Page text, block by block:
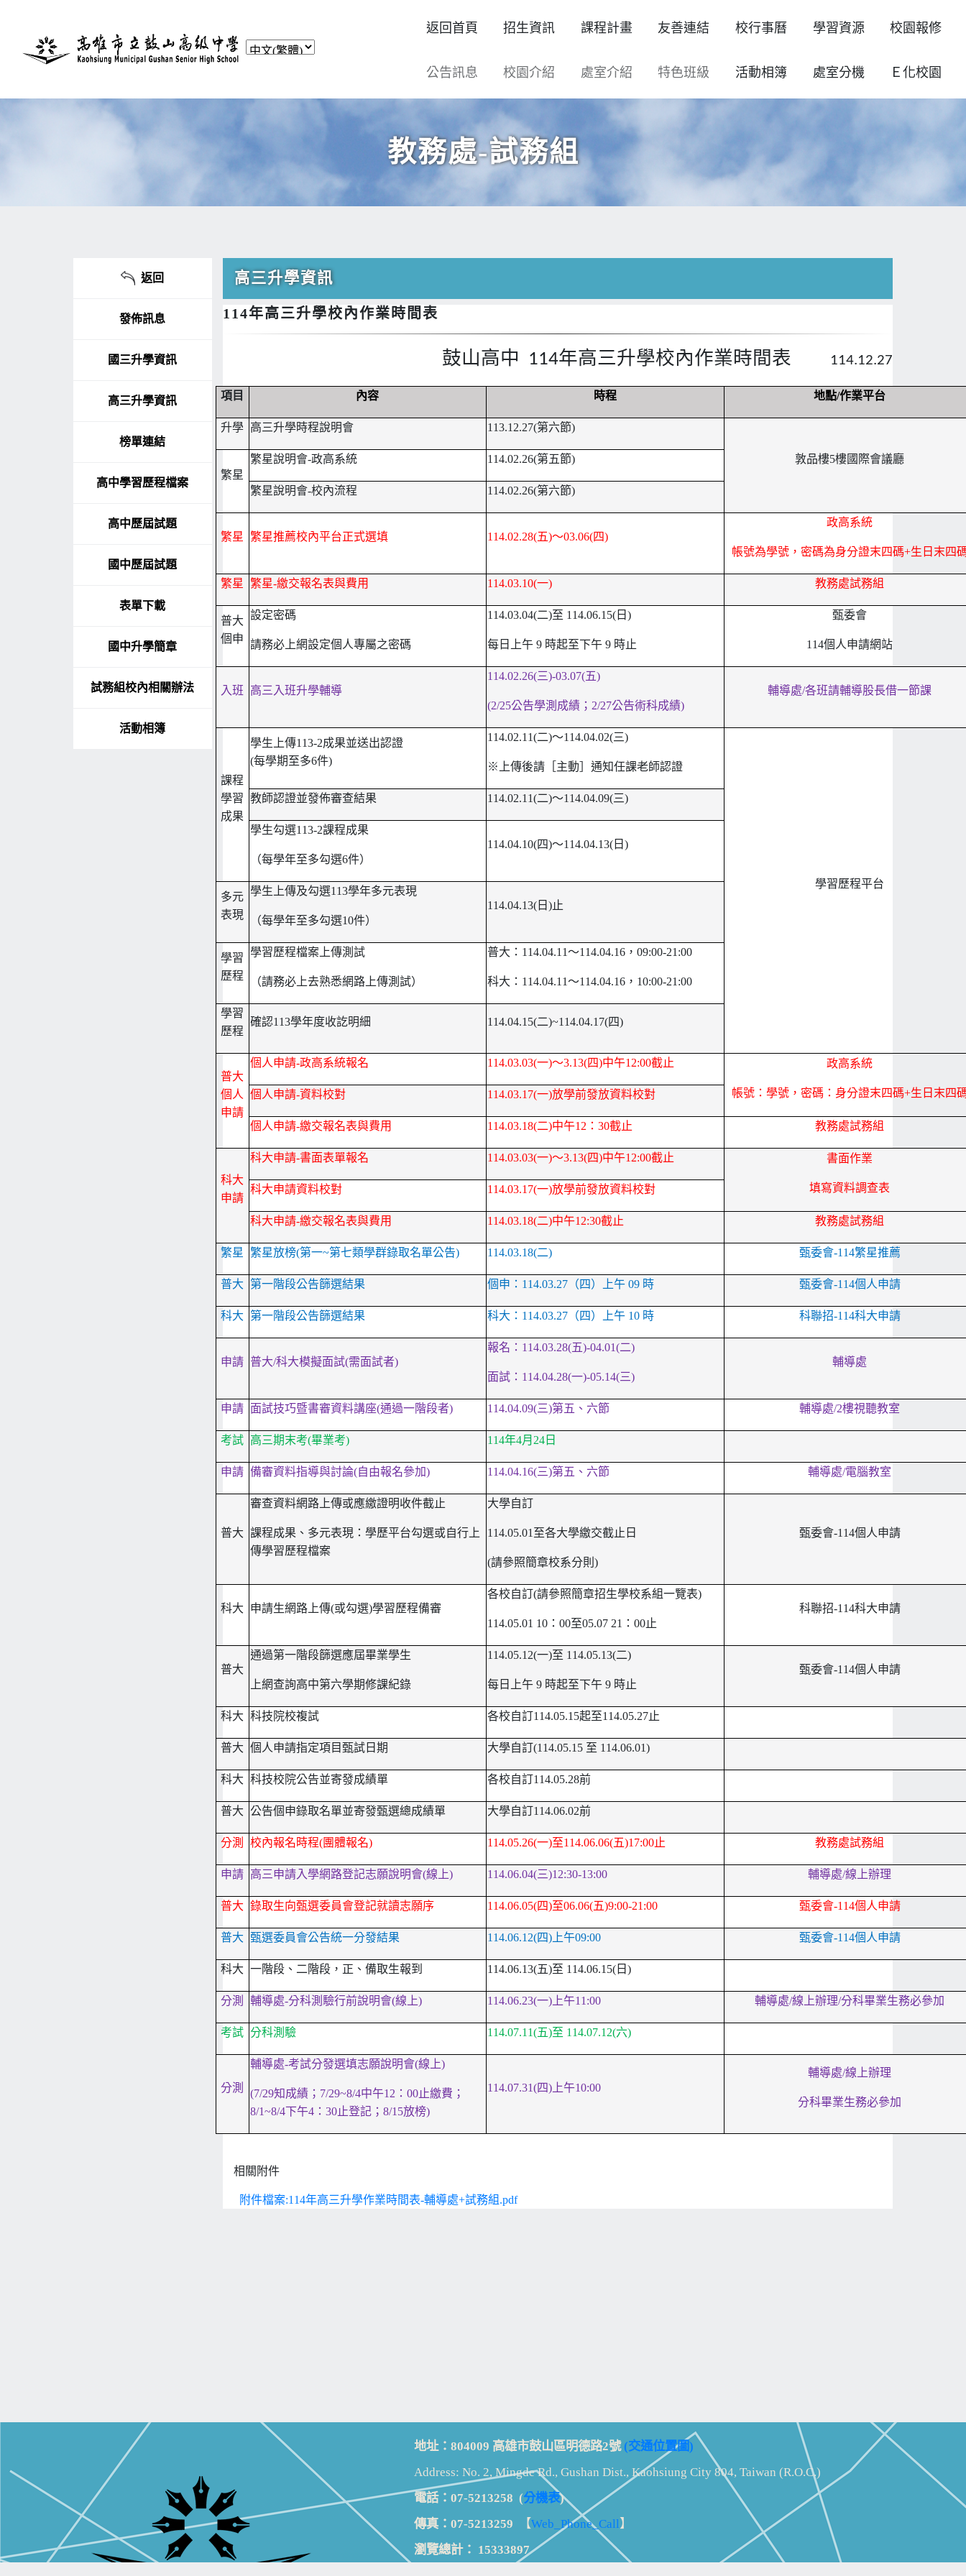
返回首頁 招生資訊 課程計畫 友善連結 校行事曆 學習資源 校園報修
公告訊息 校園介紹 處室介紹 特色班級 活動相簿 處室分機 Ｅ化校園
教務處-試務組
返回
發佈訊息
國三升學資訊
高三升學資訊
榜單連結
高中學習歷程檔案
高中歷屆試題
國中歷屆試題
表單下載
國中升學簡章
試務組校內相關辦法
活動相簿
高三升學資訊
114年高三升學校內作業時間表
鼓山高中 114年高三升學校內作業時間表 114.12.27
項目 內容 時程 地點/作業平台
升學 高三升學時程說明會 113.12.27(第六節)
敦品樓5樓國際會議廳
繁星
繁星說明會-政高系統 114.02.26(第五節)
繁星說明會-校內流程 114.02.26(第六節)
繁星 繁星推薦校內平台正式選填 114.02.28(五)～03.06(四)
政高系統
帳號為學號，密碼為身分證末四碼+生日末四
繁星 繁星-繳交報名表與費用 114.03.10(一) 教務處試務組
普大
個申
設定密碼
請務必上網設定個人專屬之密碼
114.03.04(二)至 114.06.15(日)
每日上午 9 時起至下午 9 時止
甄委會
114個人申請網站
入班 高三入班升學輔導
114.02.26(三)-03.07(五)
(2/25公告學測成績；2/27公告術科成績)
輔導處/各班請輔導股長借一節課
課程
學習
成果
學生上傳113-2成果並送出認證
(每學期至多6件)
114.02.11(二)～114.04.02(三)
※上傳後請［主動］通知任課老師認證
學習歷程平台
教師認證並發佈審查結果 114.02.11(二)～114.04.09(三)
學生勾選113-2課程成果
（每學年至多勾選6件）
114.04.10(四)～114.04.13(日)
多元
表現
學生上傳及勾選113學年多元表現
（每學年至多勾選10件）
114.04.13(日)止
學習
歷程
學習歷程檔案上傳測試
（請務必上去熟悉網路上傳測試）
普大：114.04.11～114.04.16，09:00-21:00
科大：114.04.11～114.04.16，10:00-21:00
學習
歷程
確認113學年度收訖明細 114.04.15(二)~114.04.17(四)
普大
個人
申請
個人申請-政高系統報名 114.03.03(一)～3.13(四)中午12:00截止 政高系統
帳號：學號，密碼：身分證末四碼+生日末四
個人申請-資料校對 114.03.17(一)放學前發放資料校對
個人申請-繳交報名表與費用 114.03.18(二)中午12：30截止 教務處試務組
科大
申請
科大申請-書面表單報名 114.03.03(一)～3.13(四)中午12:00截止 書面作業
填寫資料調查表
科大申請資料校對 114.03.17(一)放學前發放資料校對
科大申請-繳交報名表與費用 114.03.18(二)中午12:30截止 教務處試務組
繁星 繁星放榜(第一~第七類學群錄取名單公告) 114.03.18(二) 甄委會-114繁星推薦
普大 第一階段公告篩選結果 個申：114.03.27（四）上午 09 時 甄委會-114個人申請
科大 第一階段公告篩選結果 科大：114.03.27（四）上午 10 時 科聯招-114科大申請
申請 普大/科大模擬面試(需面試者)
報名：114.03.28(五)-04.01(二)
面試：114.04.28(一)-05.14(三)
輔導處
申請 面試技巧暨書審資料講座(通過一階段者) 114.04.09(三)第五、六節 輔導處/2樓視聽教室
考試 高三期末考(畢業考) 114年4月24日
申請 備審資料指導與討論(自由報名參加) 114.04.16(三)第五、六節 輔導處/電腦教室
普大
審查資料網路上傳或應繳證明收件截止
課程成果、多元表現：學歷平台勾選或自行上
傳學習歷程檔案
大學自訂
114.05.01 至各大學繳交截止日
(請參照簡章校系分則)
甄委會-114個人申請
科大 申請生網路上傳(或勾選)學習歷程備審
各校自訂(請參照簡章招生學校系組一覽表)
114.05.01 10：00至05.07 21：00止
科聯招-114科大申請
普大
通過第一階段篩選應屆畢業學生
上網查詢高中第六學期修課紀錄
114.05.12(一)至 114.05.13(二)
每日上午 9 時起至下午 9 時止
甄委會-114個人申請
科大 科技院校複試 各校自訂114.05.15起至114.05.27止
普大 個人申請指定項目甄試日期 大學自訂(114.05.15 至 114.06.01)
科大 科技校院公告並寄發成績單 各校自訂114.05.28前
普大 公告個申錄取名單並寄發甄選總成績單 大學自訂114.06.02前
分測 校內報名時程(團體報名) 114.05.26(一)至114.06.06(五)17:00止 教務處試務組
申請 高三申請入學網路登記志願說明會(線上) 114.06.04(三)12:30-13:00 輔導處/線上辦理
普大 錄取生向甄選委員會登記就讀志願序 114.06.05(四)至06.06(五)9:00-21:00 甄委會-114個人申請
普大 甄選委員會公告統一分發結果 114.06.12(四)上午09:00 甄委會-114個人申請
科大 一階段、二階段，正、備取生報到 114.06.13(五)至 114.06.15(日)
分測 輔導處-分科測驗行前說明會(線上) 114.06.23(一)上午11:00 輔導處/線上辦理/分科畢業生務必參加
考試 分科測驗 114.07.11(五)至 114.07.12(六)
分測
輔導處-考試分發選填志願說明會(線上)
(7/29知成績；7/29~8/4中午12：00止繳費；
8/1~8/4下午4：30止登記；8/15放榜)
114.07.31(四)上午10:00
輔導處/線上辦理
分科畢業生務必參加
相關附件
附件檔案:114年高三升學作業時間表-輔導處+試務組.pdf
地址：804009 高雄市鼓山區明德路2號 (交通位置圖)
Address: No. 2, Mingde Rd., Gushan Dist., Kaohsiung City 804, Taiwan (R.O.C.)
電話：07-5213258 (分機表)
傳真：07-5213259 【Web_Phone_Call 】
瀏覽總計： 15333897